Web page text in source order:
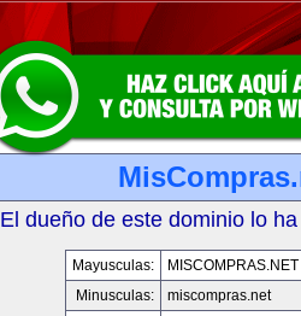
El dueño de este dominio lo
Mayusculas:
MISCOMPRAS.NET
Minusculas:
miscompras.net